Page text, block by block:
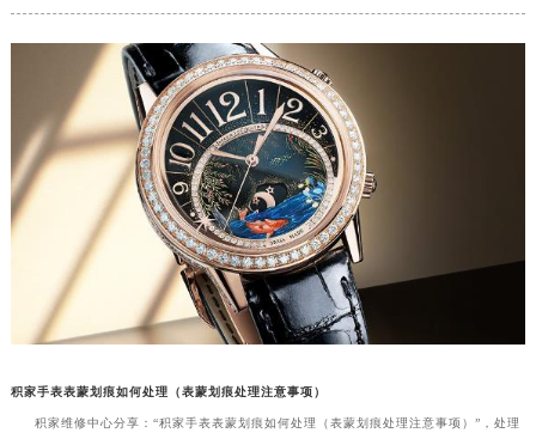
积家手表表蒙划痕如何处理（表蒙划痕处理注意事项）
积家维修中心分享：“积家手表表蒙划痕如何处理（表蒙划痕处理注意事项）”，处理